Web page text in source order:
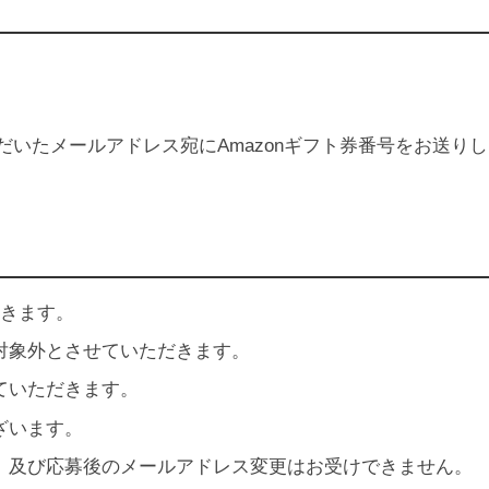
たメールアドレス宛にAmazonギフト券番号をお送りし
ます。
外とさせていただきます。
ただきます。
ます。
び応募後のメールアドレス変更はお受けできません。